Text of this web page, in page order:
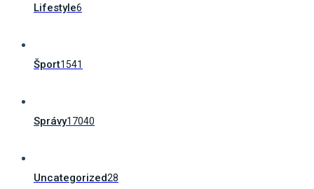
Lifestyle6
Šport1541
Správy17040
Uncategorized28